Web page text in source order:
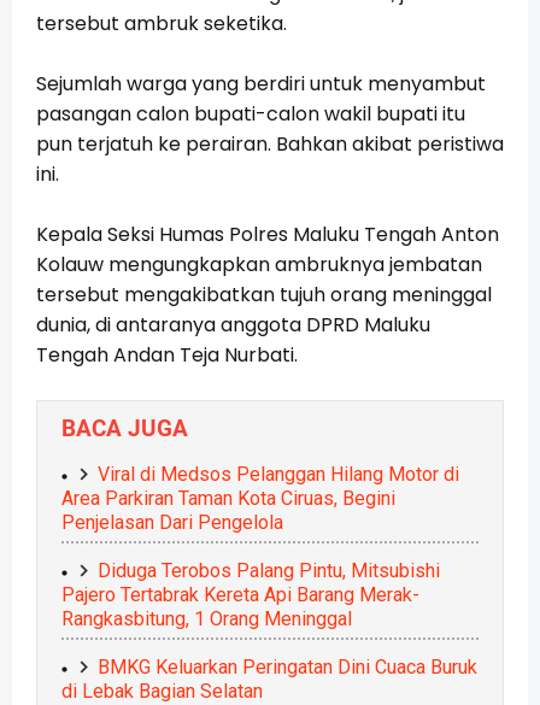
tersebut ambruk seketika.
Sejumlah warga yang berdiri untuk menyambut
pasangan calon bupati-calon wakil bupati itu
pun terjatuh ke perairan. Bahkan akibat peristiwa
ini.
Kepala Seksi Humas Polres Maluku Tengah Anton
Kolauw mengungkapkan ambruknya jembatan
tersebut mengakibatkan tujuh orang meninggal
dunia, di antaranya anggota DPRD Maluku
Tengah Andan Teja Nurbati.
BACA JUGA
Viral di Medsos Pelanggan Hilang Motor di
Area Parkiran Taman Kota Ciruas, Begini
Penjelasan Dari Pengelola
Diduga Terobos Palang Pintu, Mitsubishi
Pajero Tertabrak Kereta Api Barang Merak-
Rangkasbitung, 1 Orang Meninggal
BMKG Keluarkan Peringatan Dini Cuaca Buruk
di Lebak Bagian Selatan